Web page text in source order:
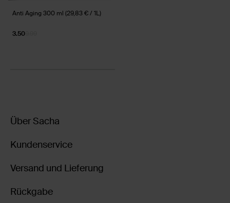
Anti Aging 300 ml (29,83 € / 1L)
3.50
Über Sacha
Kundenservice
Versand und Lieferung
Rückgabe